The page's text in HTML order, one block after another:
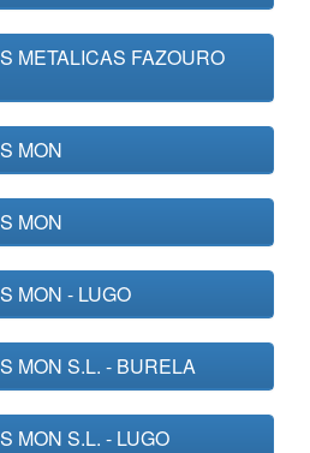
METALICAS FAZOURO
MON
MON
MON - LUGO
MON S.L. - BURELA
MON S.L. - LUGO